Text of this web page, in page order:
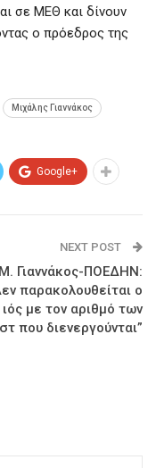
σε ΜΕΘ και δίνουν
ο πρόεδρος της
Μιχάλης Γιαννάκος
Google+
NEXT POST
Μ. Γιαννάκος-ΠΟΕΔΗΝ:
παρακολουθείται ο
ιός με τον αριθμό των
που διενεργούνται”